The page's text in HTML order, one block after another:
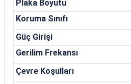
Plaka Boyutu
Koruma Sınıfı
Güç Girişi
Gerilim Frekansı
Çevre Koşulları